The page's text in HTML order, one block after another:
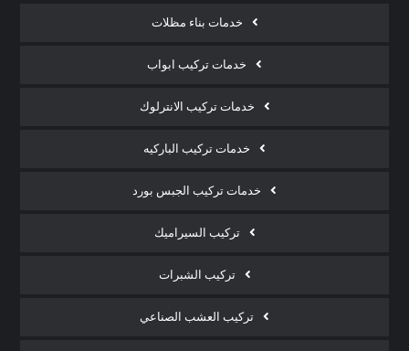
خدمات بناء مظلات
خدمات تركيب ابواب
خدمات تركيب الانترلوك
خدمات تركيب الباركيه
خدمات تركيب الجبس بورد
تركيب السيراميك
تركيب الشبرات
تركيب العشب الصناعي